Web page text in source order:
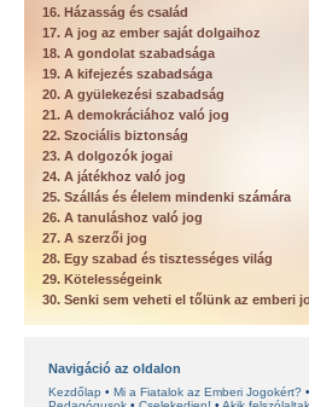
16. Házasság és család
17. A jog az ember saját dolgaihoz
18. A gondolat szabadsága
19. A kifejezés szabadsága
20. A gyülekezési szabadság
21. A demokráciához való jog
22. Szociális biztonság
23. A dolgozók jogai
24. A játékhoz való jog
25. Szállás és élelem mindenki számára
26. A tanuláshoz való jog
27. A szerzői jog
28. Egy szabad és tisztességes világ
29. Kötelességeink
30. Senki sem veheti el tőlünk az emberi
Navigáció az oldalon
Kezdőlap Mi a Fiatalok az Emberi Jogokért?